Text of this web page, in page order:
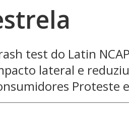
test do Latin
lateral e
Proteste